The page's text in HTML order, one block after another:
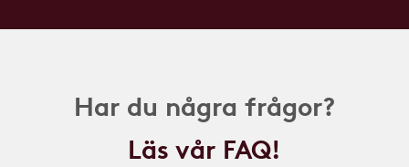
Har du några frågor?
Läs vår FAQ!